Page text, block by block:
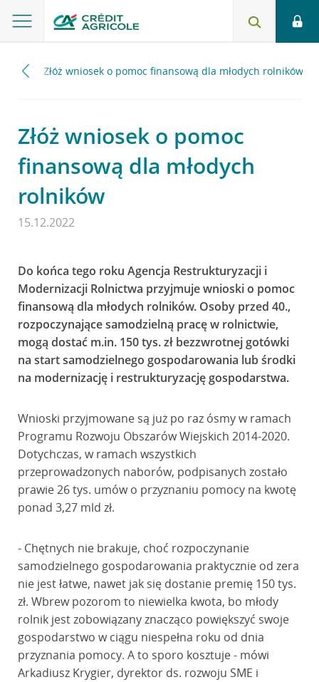
Złóż wniosek o pomoc finansową dla młodych rolników
Złóż wniosek o pomoc
finansową dla młodych
rolników
15.12.2022
Do końca tego roku Agencja Restrukturyzacji i
Modernizacji Rolnictwa przyjmuje wnioski o pomoc
finansową dla młodych rolników. Osoby przed 40.,
rozpoczynające samodzielną pracę w rolnictwie,
mogą dostać m.in. 150 tys. zł bezzwrotnej gotówki
na start samodzielnego gospodarowania lub środki
na modernizację i restrukturyzację gospodarstwa.
Wnioski przyjmowane są już po raz ósmy w ramach
Programu Rozwoju Obszarów Wiejskich 2014-2020.
Dotychczas, w ramach wszystkich
przeprowadzonych naborów, podpisanych zostało
prawie 26 tys. umów o przyznaniu pomocy na kwotę
ponad 3,27 mld zł.
- Chętnych nie brakuje, choć rozpoczynanie
samodzielnego gospodarowania praktycznie od zera
nie jest łatwe, nawet jak się dostanie premię 150 tys.
zł. Wbrew pozorom to niewielka kwota, bo młody
rolnik jest zobowiązany znacząco powiększyć swoje
gospodarstwo w ciągu niespełna roku od dnia
przyznania pomocy. A to sporo kosztuje - mówi
Arkadiusz Krygier, dyrektor ds. rozwoju SME i